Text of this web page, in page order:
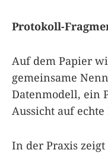
Protokoll-
Auf dem Papier
gemeinsame
Datenmodell, ein
Aussicht auf
In der Praxis